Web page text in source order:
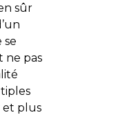
sûr
se
ne pas
plus